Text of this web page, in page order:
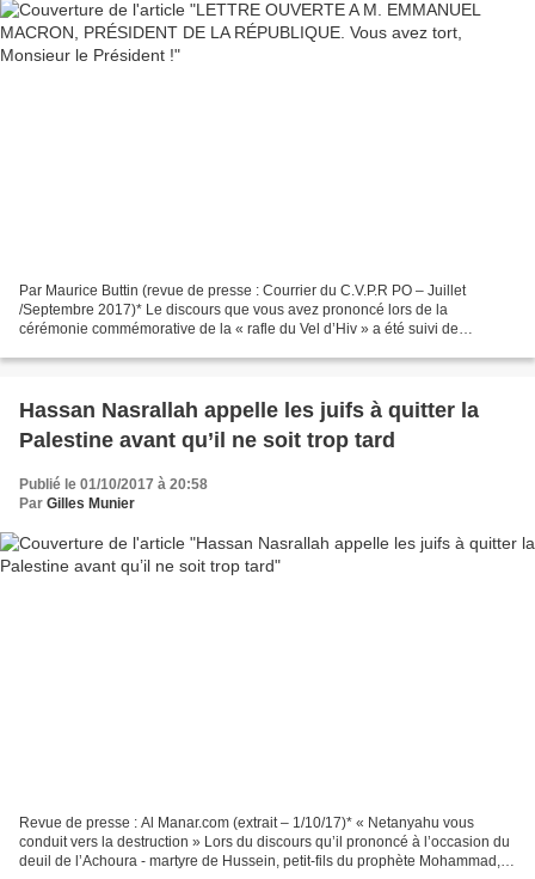
Par Maurice Buttin (revue de presse : Courrier du C.V.P.R PO – Juillet
/Septembre 2017)* Le discours que vous avez prononcé lors de la
cérémonie commémorative de la « rafle du Vel d’Hiv » a été suivi de
Hassan Nasrallah appelle les juifs à quitter la
Palestine avant qu’il ne soit trop tard
Publié le 01/10/2017 à 20:58
Par Gilles Munier
Revue de presse : Al Manar.com (extrait – 1/10/17)* « Netanyahu vous
conduit vers la destruction » Lors du discours qu’il prononcé à l’occasion du
deuil de l’Achoura - martyre de Hussein, petit-fils du prophète Mohammad,